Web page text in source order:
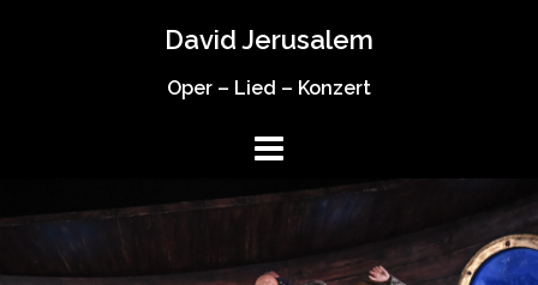
David Jerusalem
Oper – Lied – Konzert